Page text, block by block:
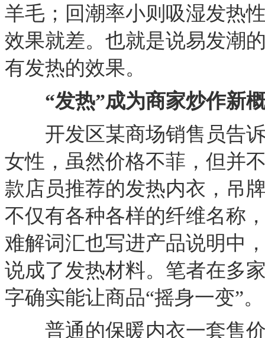
羊毛；回潮率小则吸湿发热
效果就差。也就是说易发潮
有发热的效果。
“发热”成为商家炒作新
开发区某商场销售员告诉
女性，虽然价格不菲，但并
款店员推荐的发热内衣，吊
不仅有各种各样的纤维名称
难解词汇也写进产品说明中
说成了发热材料。笔者在多
字确实能让商品“摇身一变”。
普通的保暖内衣一套售价